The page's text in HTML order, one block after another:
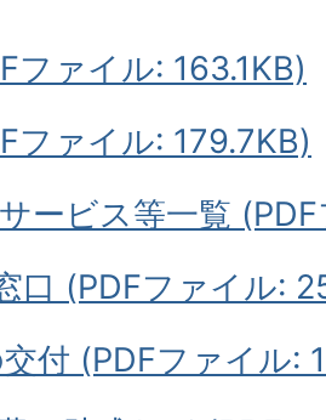
ファイル: 163.1KB)
ファイル: 179.7KB)
ービス等一覧
口 (PDFファイル:
付 (PDFファイル: